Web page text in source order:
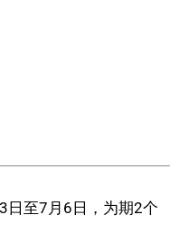
日至7月6日，为期2个